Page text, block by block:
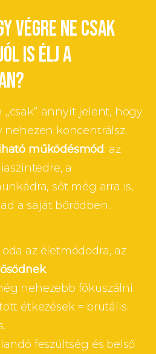
VÉGRE NE CSAK
IS ÉLJ A
annyit jelent, hogy
nehezen koncentrálsz.
működésmód: az
a
sőt még arra is,
a saját bőrödben.
az életmódodra, az
.
nehezebb fókuszálni.
étkezések = brutális
feszültség és belső